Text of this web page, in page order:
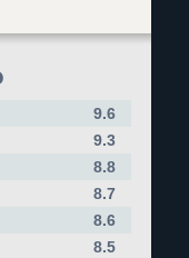
9.6
9.3
8.8
8.7
8.6
8.5